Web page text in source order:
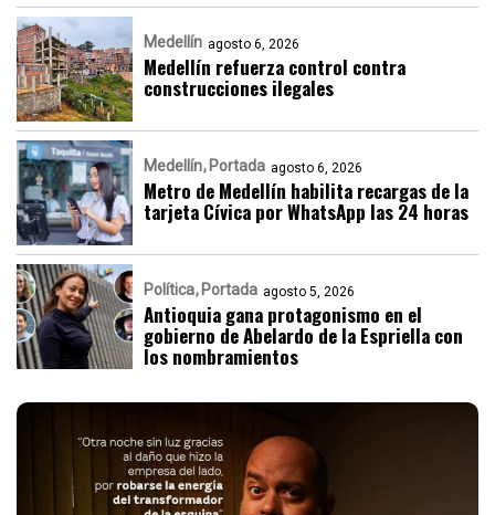
Medellín agosto 6, 2026
Medellín refuerza control contra
construcciones ilegales
Medellín Portada agosto 6, 2026
Metro de Medellín habilita recargas de la
tarjeta Cívica por WhatsApp las 24 horas
Política Portada agosto 5, 2026
Antioquia gana protagonismo en el
gobierno de Abelardo de la Espriella con
los nombramientos